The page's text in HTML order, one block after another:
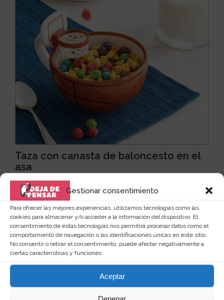
Gestionar consentimiento
Para ofrecer las mejores experiencias, utilizamos tecnologías como las
cookies para almacenar y/o acceder a la información del dispositivo. El
consentimiento de estas tecnologías nos permitirá procesar datos como el
comportamiento de navegación o las identificaciones únicas en este sitio.
No consentir o retirar el consentimiento, puede afectar negativamente a
ciertas características y funciones.
Aceptar
Denegar
Taza con canasta de baloncesto en el
asa
Siempre hay momentos en los que es mejor dejar que
los niños jueguen con la comida. Incluso en ocasi...
Leer más
18 €
Ver producto